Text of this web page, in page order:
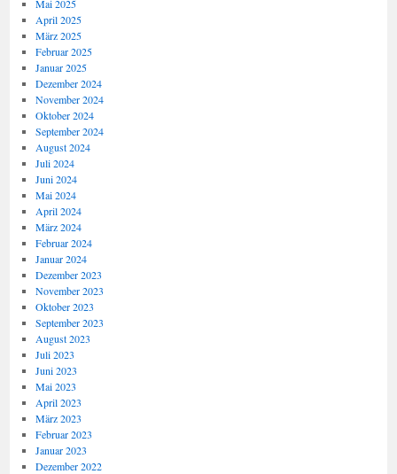
Mai 2025
April 2025
März 2025
Februar 2025
Januar 2025
Dezember 2024
November 2024
Oktober 2024
September 2024
August 2024
Juli 2024
Juni 2024
Mai 2024
April 2024
März 2024
Februar 2024
Januar 2024
Dezember 2023
November 2023
Oktober 2023
September 2023
August 2023
Juli 2023
Juni 2023
Mai 2023
April 2023
März 2023
Februar 2023
Januar 2023
Dezember 2022